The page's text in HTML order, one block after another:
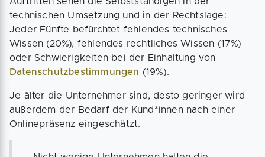
technischen Umsetzung und in der Rechtslage:
Jeder Fünfte befürchtet fehlendes technisches
Wissen (20%), fehlendes rechtliches Wissen (17%)
oder Schwierigkeiten bei der Einhaltung von
Datenschutzbestimmungen (19%).
Je älter die Unternehmer sind, desto geringer wird
außerdem der Bedarf der Kund*innen nach einer
Onlinepräsenz eingeschätzt.